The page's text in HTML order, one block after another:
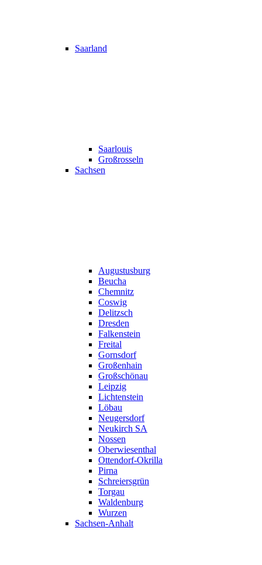
Saarland
Saarlouis
Großrosseln
Sachsen
Augustusburg
Beucha
Chemnitz
Coswig
Delitzsch
Dresden
Falkenstein
Freital
Gornsdorf
Großenhain
Großschönau
Leipzig
Lichtenstein
Löbau
Neugersdorf
Neukirch SA
Nossen
Oberwiesenthal
Ottendorf-Okrilla
Pirna
Schreiersgrün
Torgau
Waldenburg
Wurzen
Sachsen-Anhalt